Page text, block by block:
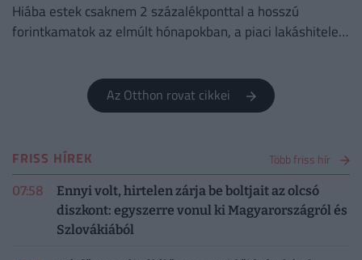
Hiába estek csaknem 2 százalékponttal a hosszú
forintkamatok az elmúlt hónapokban, a piaci lakáshitelek
Az Otthon rovat cikkei
FRISS HÍREK Több friss hír
07:58
Ennyi volt, hirtelen zárja be boltjait az olcsó
diszkont: egyszerre vonul ki Magyarországról és
Szlovákiából